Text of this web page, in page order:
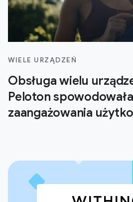
WIELE URZĄDZEŃ
Obsługa wielu
Peloton
zaangażowania